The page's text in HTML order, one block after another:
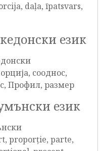
daļa, īpatsvars,
език
сооднос,
Профил, размер
език
proporție, parte,